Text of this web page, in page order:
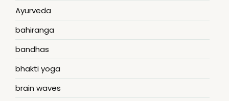
Ayurveda
bahiranga
bandhas
bhakti yoga
brain waves